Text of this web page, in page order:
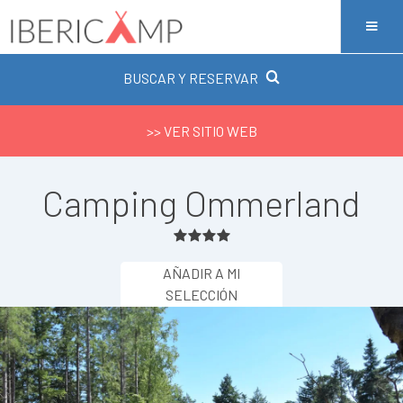
BUSCAR Y RESERVAR
>> VER SITIO WEB
Camping Ommerland
AÑADIR A MI
SELECCIÓN